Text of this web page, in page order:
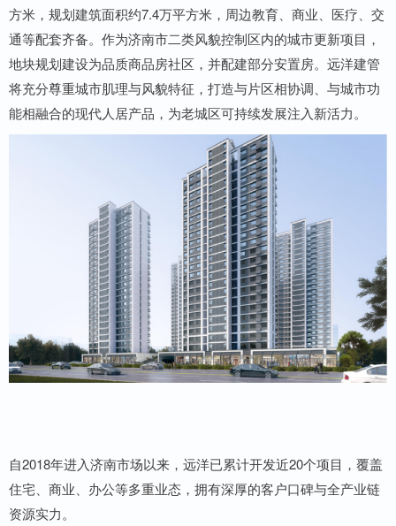
方米，规划建筑面积约7.4万平方米，周边教育、商业、医疗、交
通等配套齐备。作为济南市二类风貌控制区内的城市更新项目，
地块规划建设为品质商品房社区，并配建部分安置房。远洋建管
将充分尊重城市肌理与风貌特征，打造与片区相协调、与城市功
能相融合的现代人居产品，为老城区可持续发展注入新活力。
自2018年进入济南市场以来，远洋已累计开发近20个项目，覆盖
住宅、商业、办公等多重业态，拥有深厚的客户口碑与全产业链
资源实力。